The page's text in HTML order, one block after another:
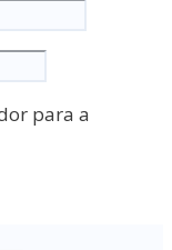
para a